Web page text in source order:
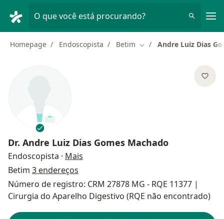
O que você está procurando?
Homepage Endoscopista Betim Mudar de cidade
Andre Luiz Dias
Dr. Andre Luiz Dias Gomes Machado
Endoscopista · Mais
Betim 3 endereços
Número de registro: CRM 27878 MG - RQE 11377 |
Cirurgia do Aparelho Digestivo (RQE não encontrado)